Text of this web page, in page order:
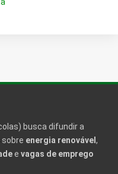
busca difundir a
energia renovável ,
e vagas de emprego